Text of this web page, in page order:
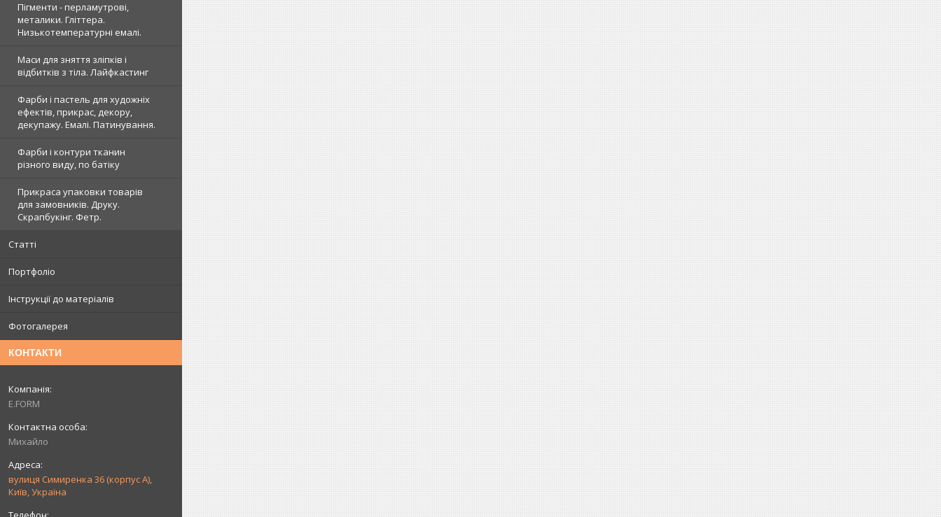
Пігменти - перламутрові,
металики. Гліттера.
Низькотемпературні емалі.
Маси для зняття зліпків і
відбитків з тіла. Лайфкастинг
Фарби і пастель для художніх
ефектів, прикрас, декору,
декупажу. Емалі. Патинування.
Фарби і контури тканин
різного виду, по батіку
Прикраса упаковки товарів
для замовників. Друку.
Скрапбукінг. Фетр.
Статті
Портфоліо
Інструкції до матеріалів
Фотогалерея
КОНТАКТИ
E.FORM
Михайло
вулиця Симиренка 36 (корпус А),
Київ, Україна